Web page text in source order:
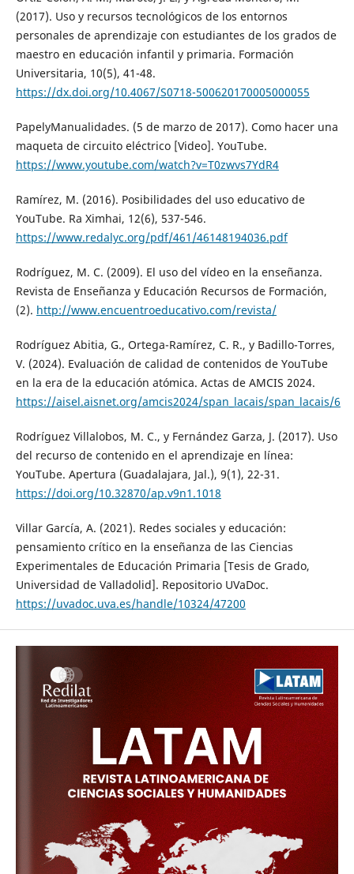
(2017). Uso y recursos tecnológicos de los entornos
personales de aprendizaje con estudiantes de los grados de
maestro en educación infantil y primaria. Formación
Universitaria, 10(5), 41-48.
https://dx.doi.org/10.4067/S0718-500620170005000055
PapelyManualidades. (5 de marzo de 2017). Como hacer una
maqueta de circuito eléctrico [Video]. YouTube.
https://www.youtube.com/watch?v=T0zwvs7YdR4
Ramírez, M. (2016). Posibilidades del uso educativo de
YouTube. Ra Ximhai, 12(6), 537-546.
https://www.redalyc.org/pdf/461/46148194036.pdf
Rodríguez, M. C. (2009). El uso del vídeo en la enseñanza.
Revista de Enseñanza y Educación Recursos de Formación,
(2). http://www.encuentroeducativo.com/revista/
Rodríguez Abitia, G., Ortega-Ramírez, C. R., y Badillo-Torres,
V. (2024). Evaluación de calidad de contenidos de YouTube
en la era de la educación atómica. Actas de AMCIS 2024.
https://aisel.aisnet.org/amcis2024/span_lacais/span_lacais/6
Rodríguez Villalobos, M. C., y Fernández Garza, J. (2017). Uso
del recurso de contenido en el aprendizaje en línea:
YouTube. Apertura (Guadalajara, Jal.), 9(1), 22-31.
https://doi.org/10.32870/ap.v9n1.1018
Villar García, A. (2021). Redes sociales y educación:
pensamiento crítico en la enseñanza de las Ciencias
Experimentales de Educación Primaria [Tesis de Grado,
Universidad de Valladolid]. Repositorio UVaDoc.
https://uvadoc.uva.es/handle/10324/47200